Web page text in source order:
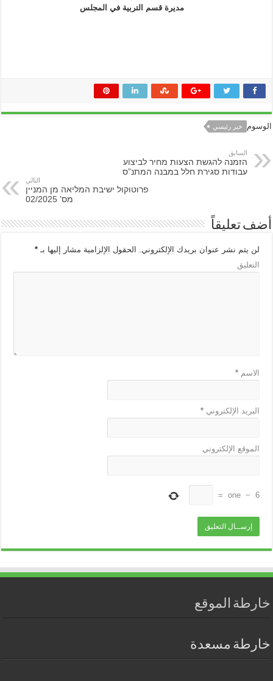
مديرة قسم التربية في المجلس
الوسوم خبر رئيسي
السابق
הזמנה להגשת הצעות מחיר לביצוע
עבודות סגירת חלל במבנה המתנ”ס
التالي
פרוטוקול ישיבת המליאה מן המניין
מס’ 02/2025
أضف تعليقاً
لن يتم نشر عنوان بريدك الإلكتروني. الحقول الإلزامية مشار إليها بـ*
التعليق
الاسم*
البريد الإلكتروني*
الموقع الإلكتروني
6
−
one
=
خارطة الموقع
خارطة مسعدة